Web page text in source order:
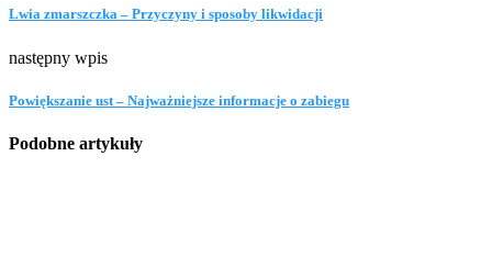
Lwia zmarszczka – Przyczyny i sposoby likwidacji
następny wpis
Powiększanie ust – Najważniejsze informacje o zabiegu
Podobne artykuły